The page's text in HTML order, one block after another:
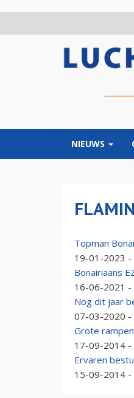
NIEUWS
Topman
19-01-2023 -
Bonairiaans
16-06-2021 -
Nog dit jaar
07-03-2020 -
Grote
17-09-2014 -
Ervaren
15-09-2014 -